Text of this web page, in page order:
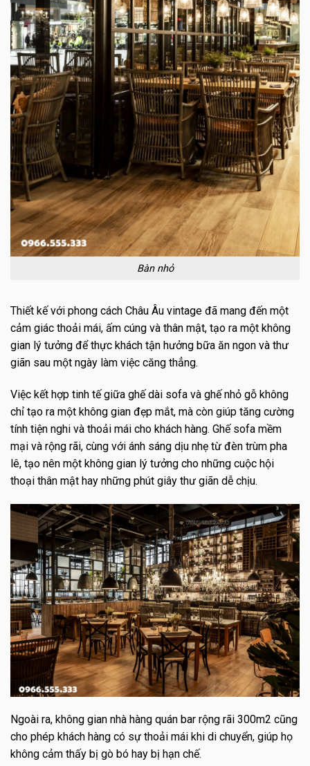
Bàn nhỏ
Thiết kế với phong cách Châu Âu vintage đã mang đến một
cảm giác thoải mái, ấm cúng và thân mật, tạo ra một không
gian lý tưởng để thực khách tận hưởng bữa ăn ngon và thư
giãn sau một ngày làm việc căng thẳng.
Việc kết hợp tinh tế giữa ghế dài sofa và ghế nhỏ gỗ không
chỉ tạo ra một không gian đẹp mắt, mà còn giúp tăng cường
tính tiện nghi và thoải mái cho khách hàng. Ghế sofa mềm
mại và rộng rãi, cùng với ánh sáng dịu nhẹ từ đèn trùm pha
lê, tạo nên một không gian lý tưởng cho những cuộc hội
thoại thân mật hay những phút giây thư giãn dễ chịu.
Ngoài ra, không gian nhà hàng quán bar rộng rãi 300m2 cũng
cho phép khách hàng có sự thoải mái khi di chuyển, giúp họ
không cảm thấy bị gò bó hay bị hạn chế.